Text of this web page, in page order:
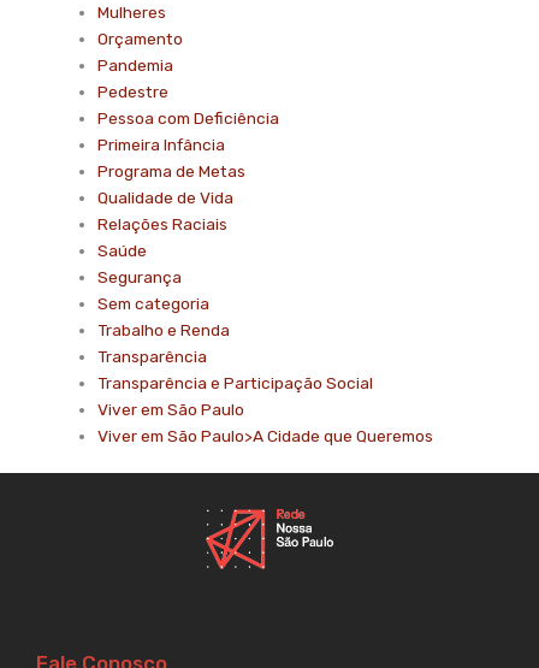
Mulheres
Orçamento
Pandemia
Pedestre
Pessoa com Deficiência
Primeira Infância
Programa de Metas
Qualidade de Vida
Relações Raciais
Saúde
Segurança
Sem categoria
Trabalho e Renda
Transparência
Transparência e Participação Social
Viver em São Paulo
Viver em São Paulo>A Cidade que Queremos
Fale Conosco